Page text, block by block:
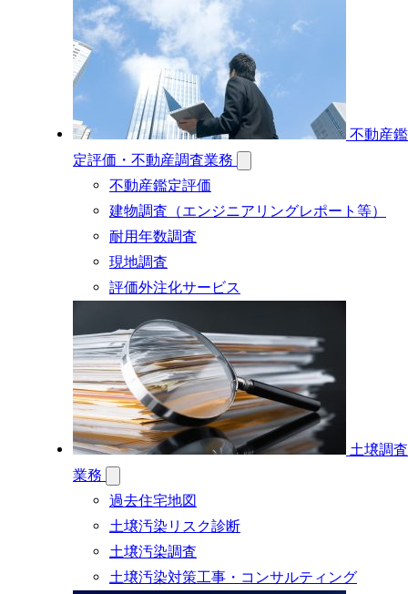
不動産鑑
定評価・不動産調査業務
不動産鑑定評価
建物調査（エンジニアリングレポート等）
耐用年数調査
現地調査
評価外注化サービス
土壌調査
業務
過去住宅地図
土壌汚染リスク診断
土壌汚染調査
土壌汚染対策工事・コンサルティング